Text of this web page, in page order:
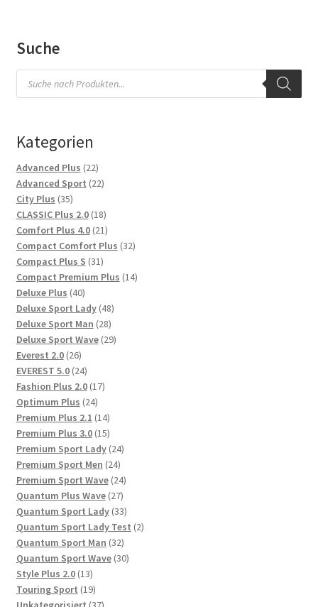
Suche
Products
search
Kategorien
Advanced Plus 2222
Produkte
Advanced Sport 2222
City Plus 3535
Produkte
CLASSIC Plus 2.0 1818
Produkte
Comfort Plus 4.0 2121
Produkte
Compact Comfort Plus 3232
Compact Plus S 3131
Produkte
Compact Premium Plus 1414
Deluxe Plus 4040
Produkte
Deluxe Sport Lady 4848
Produkte
Deluxe Sport Man 2828
Produkte
Deluxe Sport Wave 2929
Everest 2.0 2626
Produkte
EVEREST 5.0 2424
Produkte
Fashion Plus 2.0 1717
Optimum Plus 2424
Produkte
Premium Plus 2.1 1414
Produkte
Premium Plus 3.0 1515
Produkte
Premium Sport Lady 2424
Premium Sport Men 2424
Produkte
Premium Sport Wave 2424
Produkte
Quantum Plus Wave 2727
Produkte
Quantum Sport Lady 3333
Produkte
Quantum Sport Lady Test 22
Quantum Sport Man 3232
Produkte
Quantum Sport Wave 3030
Style Plus 2.0 1313
Produkte
Touring Sport 1919
Produkte
37